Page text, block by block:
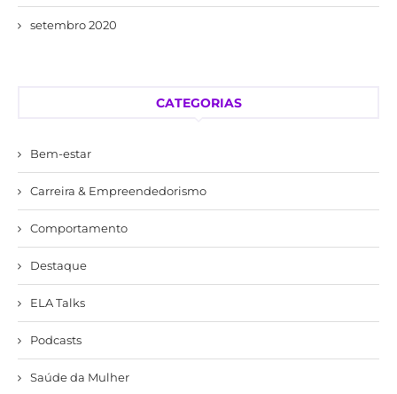
setembro 2020
CATEGORIAS
Bem-estar
Carreira & Empreendedorismo
Comportamento
Destaque
ELA Talks
Podcasts
Saúde da Mulher